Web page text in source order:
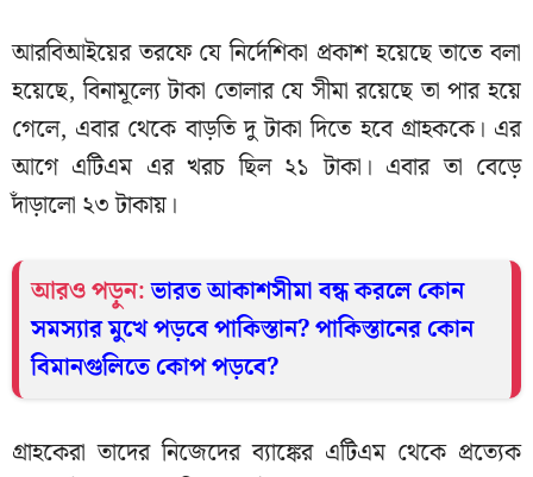
আরবিআইয়ের তরফে যে নির্দেশিকা প্রকাশ হয়েছে তাতে বলা
হয়েছে, বিনামূল্যে টাকা তোলার যে সীমা রয়েছে তা পার হয়ে
গেলে, এবার থেকে বাড়তি দু টাকা দিতে হবে গ্রাহককে। এর
আগে এটিএম এর খরচ ছিল ২১ টাকা। এবার তা বেড়ে
দাঁড়ালো ২৩ টাকায়।
আরও পড়ুন:ভারত আকাশসীমা বন্ধ করলে কোন
সমস্যার মুখে পড়বে পাকিস্তান? পাকিস্তানের কোন
বিমানগুলিতে কোপ পড়বে?
গ্রাহকেরা তাদের নিজেদের ব্যাঙ্কের এটিএম থেকে প্রত্যেক